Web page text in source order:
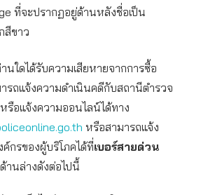
ที่จะปรากฏอยู่ด้านหลังชื่อเป็น
สีขาว
ใดได้รับความเสียหายจากการซื้อ
รถแจ้งความดำเนินคดีกับสถานีตำรวจ
รือแจ้งความออนไลน์ได้ทาง
หรือสามารถแจ้ง
กรของผู้บริโภคได้ที่เบอร์สายด่วน
านล่างดังต่อไปนี้